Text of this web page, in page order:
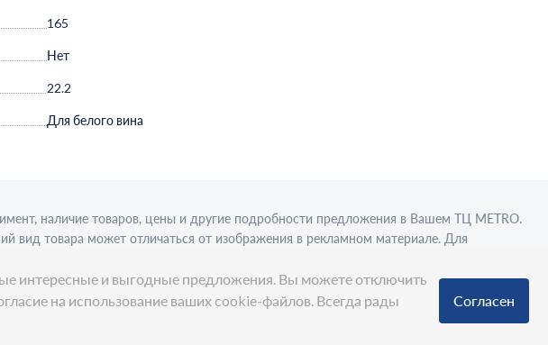
165
Нет
22.2
Для белого вина
наличие товаров, цены и другие подробности предложения в Вашем ТЦ МЕТRО.
вид товара может отличаться от изображения в рекламном материале. Для
интересные и выгодные предложения. Вы можете отключить
на использование ваших cookie-файлов. Всегда рады
Согласен